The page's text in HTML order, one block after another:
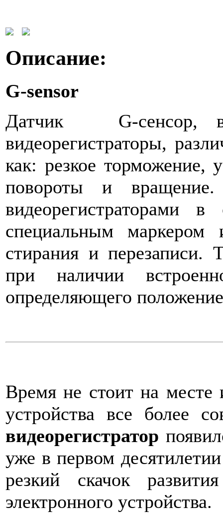
Описание:
G-sensor
Датчик G-сенсор,
видеорегистраторы,
как: резкое торможение,
повороты и
видеорегистраторами
специальным
стирания и перезаписи.
при наличии
определяющего
Время не стоит на месте
устройства все более
видеорегистратор
уже в первом
резкий скачок
электронного устройства.